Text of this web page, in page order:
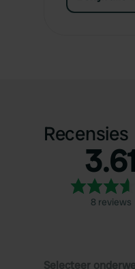
Recensies
3.61
8 reviews
Selecteer